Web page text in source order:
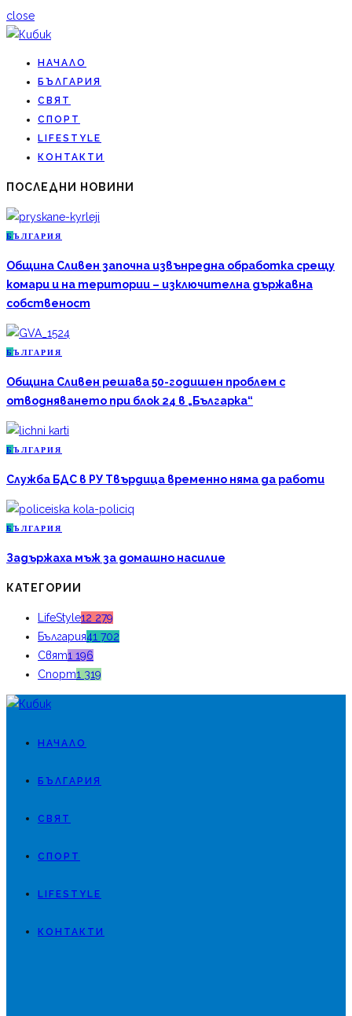
close
НАЧАЛО
БЪЛГАРИЯ
СВЯТ
СПОРТ
LIFESTYLE
КОНТАКТИ
ПОСЛЕДНИ НОВИНИ
Б ЪЛГАРИЯ
Община Сливен започна извънредна обработка срещу
комари и на територии – изключителна държавна
собственост
Б ЪЛГАРИЯ
Община Сливен решава 50-годишен проблем с
отводняването при блок 24 в „Българка“
Б ЪЛГАРИЯ
Служба БДС в РУ Твърдица временно няма да работи
Б ЪЛГАРИЯ
Задържаха мъж за домашно насилие
КАТЕГОРИИ
LifeStyle12 279
България41 702
Свят1 196
Спорт1 319
НАЧАЛО
БЪЛГАРИЯ
СВЯТ
СПОРТ
LIFESTYLE
КОНТАКТИ